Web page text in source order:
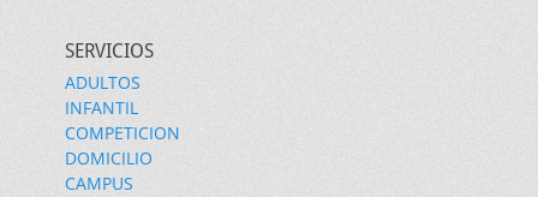
SERVICIOS
ADULTOS
INFANTIL
COMPETICION
DOMICILIO
CAMPUS